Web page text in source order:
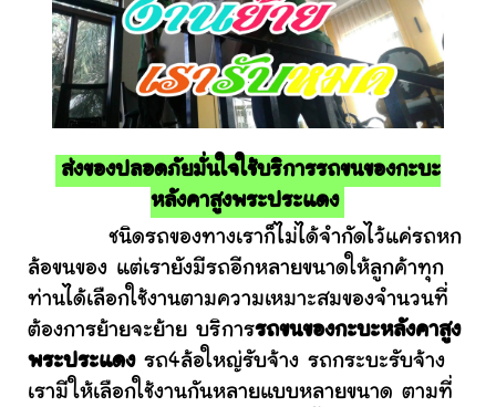
ส่งของปลอดภัยมั่นใจใช้บริการรถขนของกะบะ
หลังคาสูงพระประแดง
ชนิดรถของทางเราก็ไม่ได้จำกัดไว้แค่รถหก
ล้อขนของ แต่เรายังมีรถอีกหลายขนาดให้ลูกค้าทุก
ท่านได้เลือกใช้งานตามความเหมาะสมของจำนวนที่
ต้องการย้ายจะย้าย บริการรถขนของกะบะหลังคาสูง
พระประแดงรถ4ล้อใหญ่รับจ้าง รถกระบะรับจ้าง
เรามีให้เลือกใช้งานกันหลายแบบหลายขนาด ตามที่